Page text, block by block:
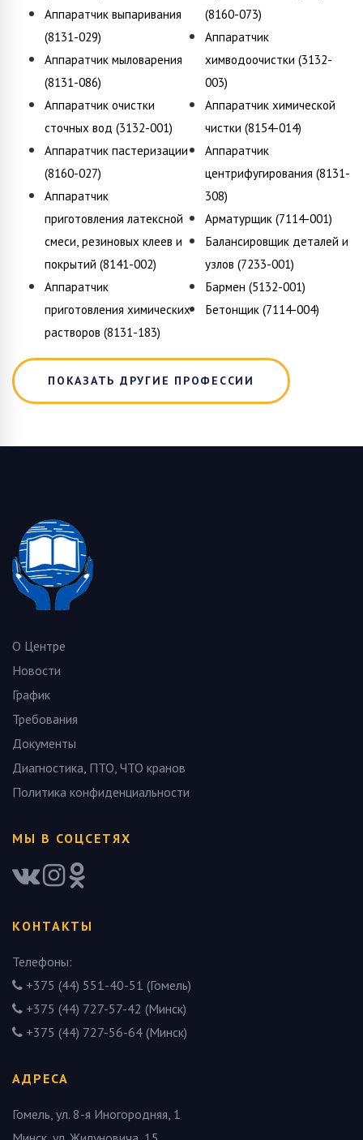
Аппаратчик выпаривания
(8131-029)
Аппаратчик мыловарения
(8131-086)
Аппаратчик очистки
сточных вод (3132-001)
Аппаратчик пастеризации
(8160-027)
Аппаратчик
приготовления латексной
смеси, резиновых клеев и
покрытий (8141-002)
Аппаратчик
приготовления химических
растворов (8131-183)
(8160-073)
Аппаратчик
химводоочистки (3132-
003)
Аппаратчик химической
чистки (8154-014)
Аппаратчик
центрифугирования (8131-
308)
Арматурщик (7114-001)
Балансировщик деталей и
узлов (7233-001)
Бармен (5132-001)
Бетонщик (7114-004)
ПОКАЗАТЬ ДРУГИЕ ПРОФЕССИИ
О Центре
Новости
График
Требования
Документы
Диагностика, ПТО, ЧТО кранов
Политика конфиденциальности
МЫ В СОЦСЕТЯХ
КОНТАКТЫ
Телефоны:
+375 (44) 551-40-51 (Гомель)
+375 (44) 727-57-42 (Минск)
+375 (44) 727-56-64 (Минск)
АДРЕСА
Гомель, ул. 8-я Иногородняя, 1